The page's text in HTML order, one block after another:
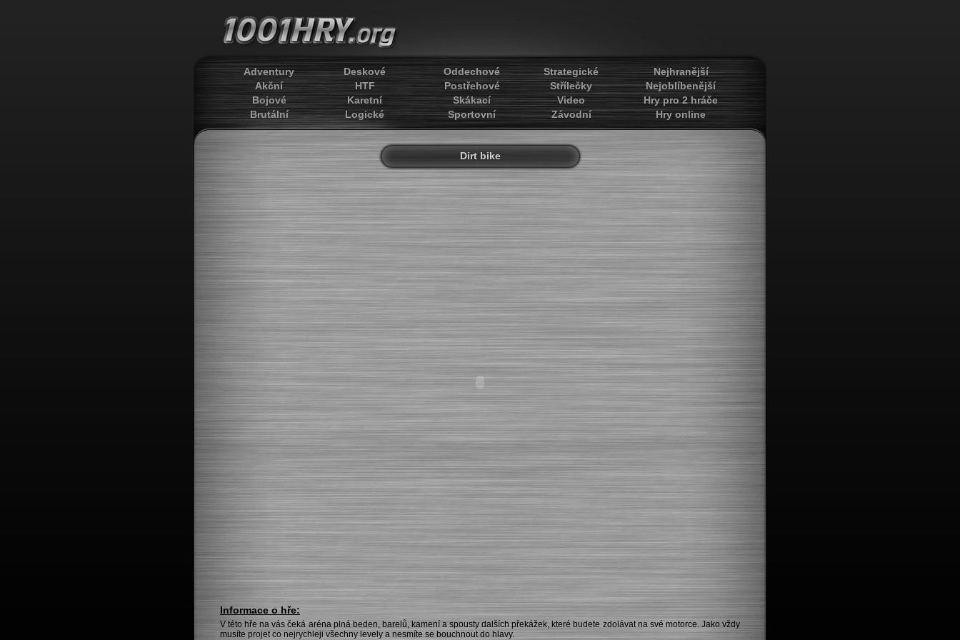
Adventury
Akční
Bojové
Brutální
Deskové
HTF
Karetní
Logické
Oddechové
Postřehové
Skákací
Sportovní
Strategické
Střílečky
Video
Závodní
Nejhranější
Nejoblíbenější
Hry pro 2 hráče
Hry online
Dirt bike
Informace o hře:
V této hře na vás čeká aréna plná beden, barelů, kamení a spousty dalších překážek, které budete zdolávat na své motorce. Jako vždy
musíte projet co nejrychleji všechny levely a nesmíte se bouchnout do hlavy.